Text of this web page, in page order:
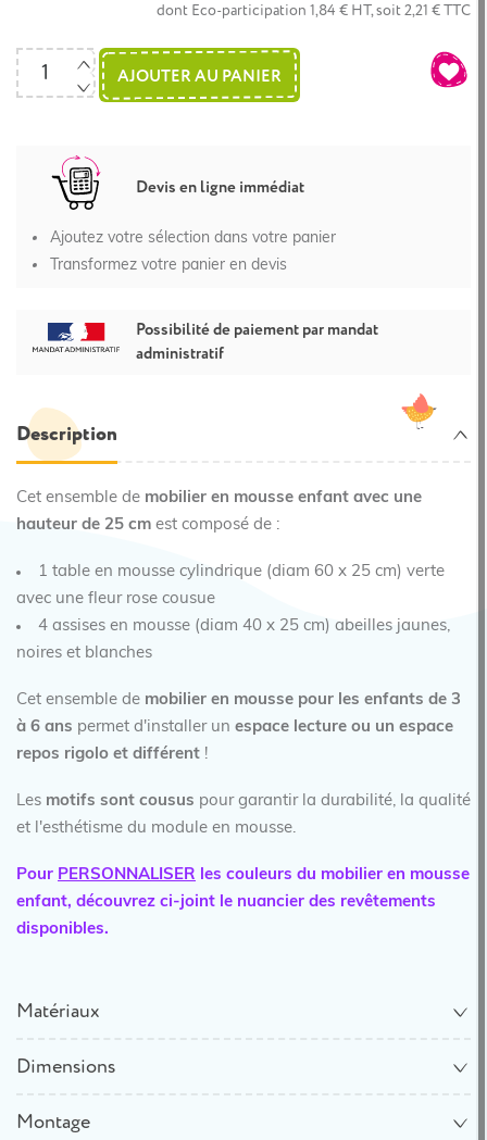
dont Eco-participation 1,84 € HT, soit 2,21 € TTC
AJOUTER AU PANIER
Devis en ligne immédiat
Ajoutez votre sélection dans votre panier
Transformez votre panier en devis
Possibilité de paiement par mandat
administratif
Description
Cet ensemble de mobilier en mousse enfant avec une
hauteur de 25 cm est composé de :
1 table en mousse cylindrique (diam 60 x 25 cm) verte
avec une fleur rose cousue
4 assises en mousse (diam 40 x 25 cm) abeilles jaunes,
noires et blanches
Cet ensemble de mobilier en mousse pour les enfants de 3
à 6 ans permet d'installer un espace lecture ou un espace
repos rigolo et différent !
Les motifs sont cousus pour garantir la durabilité, la qualité
et l'esthétisme du module en mousse.
Pour PERSONNALISER les couleurs du mobilier en mousse
enfant, découvrez ci-joint le nuancier des revêtements
disponibles.
Matériaux
Dimensions
Montage